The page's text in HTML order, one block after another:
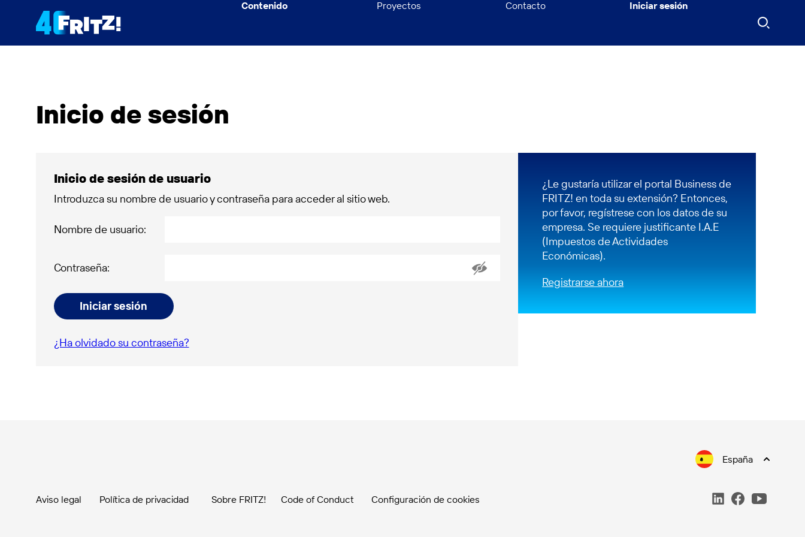
Contenido Proyectos Contacto Iniciar sesión
Inicio de sesión
Inicio de sesión de usuario
Introduzca su nombre de usuario y contraseña para acceder al sitio web.
Nombre de usuario:
Contraseña:
Iniciar sesión
¿Ha olvidado su contraseña?
¿Le gustaría utilizar el portal Business de
FRITZ! en toda su extensión? Entonces,
por favor, regístrese con los datos de su
empresa. Se requiere justificante I.A.E
(Impuestos de Actividades
Económicas).
Registrarse ahora
Aviso legal Política de privacidad Sobre FRITZ! Code of Conduct Configuración de cookies
España